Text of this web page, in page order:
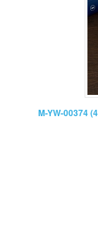
M-YW-00374